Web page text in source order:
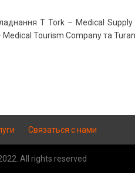
T Tork – Medical Supply
Medical Tourism Company та
Связаться с нами
All rights reserved